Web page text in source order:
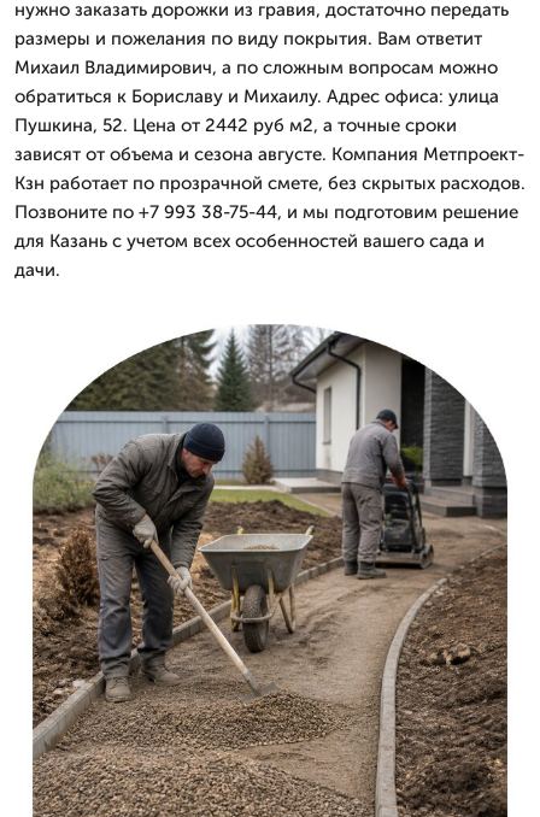
нужно заказать дорожки из гравия, достаточно передать
размеры и пожелания по виду покрытия. Вам ответит
Михаил Владимирович, а по сложным вопросам можно
обратиться к Бориславу и Михаилу. Адрес офиса: улица
Пушкина, 52. Цена от 2442 руб м2, а точные сроки
зависят от объема и сезона августе. Компания Метпроект-
Кзн работает по прозрачной смете, без скрытых расходов.
Позвоните по +7 993 38-75-44, и мы подготовим решение
для Казань с учетом всех особенностей вашего сада и
дачи.